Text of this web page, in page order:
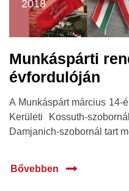
2018
Munkáspárti
évfordulóján
A Munkáspárt március 14-
Kerületi Kossuth-
Damjanich-szobornál tart
Bővebben